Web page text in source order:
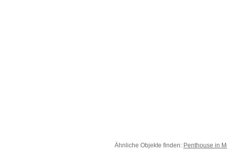
Ähnliche Objekte finden: Penthouse in